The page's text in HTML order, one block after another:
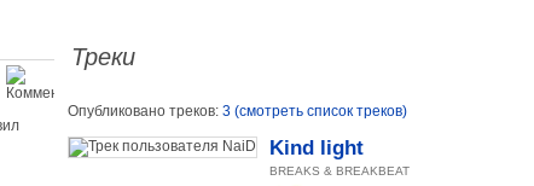
Треки
Опубликовано треков: 3 (смотреть список треков)
Kind light
BREAKS & BREAKBEAT